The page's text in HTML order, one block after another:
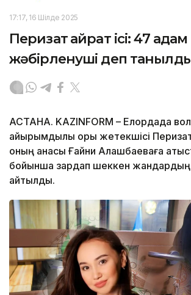
17:17, 16 Шілде 2025
Перизат Қайрат ісі: 47 адам
жәбірленуші деп
АСТАНА. KAZINFORM – Елордада
қайырымдылық қоры жетекшісі
оның анасы Ғайни Алашбаеваға
бойынша зардап шеккен
айтылды.